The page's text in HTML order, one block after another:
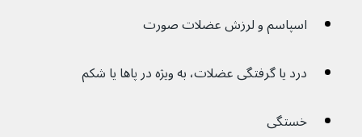
اسپاسم و لرزش عضلات صورت
درد یا گرفتگی عضلات، به ویژه در پاها یا شکم
خستگی